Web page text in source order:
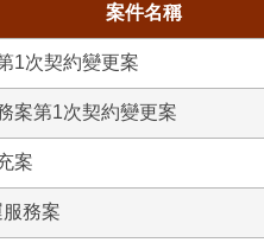
案件名稱
1次契約變更案
案第1次契約變更案
案
務案